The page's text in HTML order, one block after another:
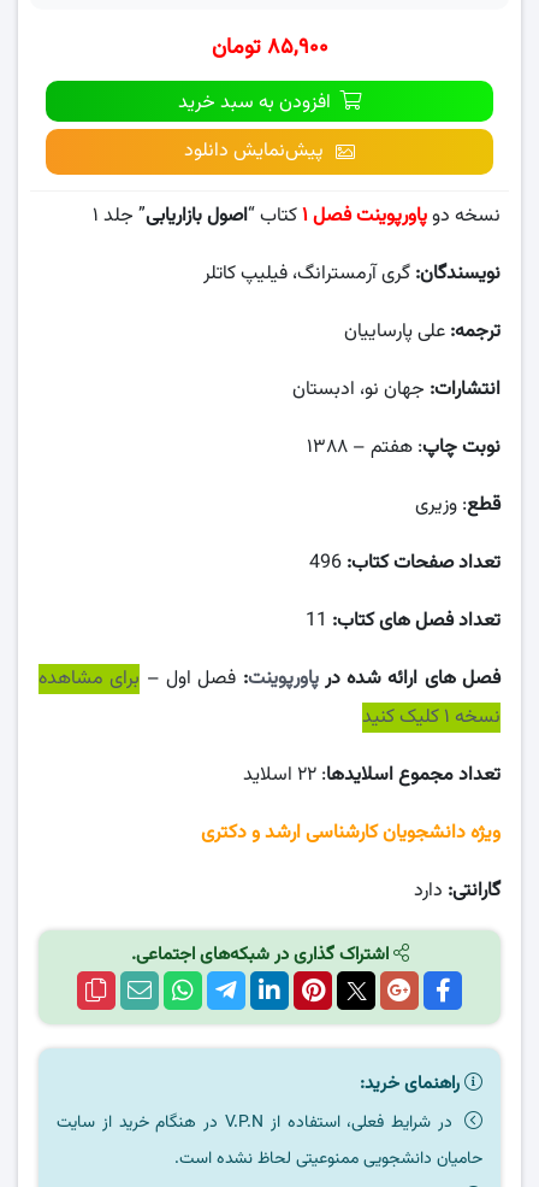
۸۵,۹۰۰ تومان
افزودن به سبد خرید
پیش‌نمایش دانلود
نسخه دوپاورپوینت فصل ۱ کتاب “اصول بازاریابی” جلد ۱
نویسندگان: گری آرمسترانگ، فیلیپ کاتلر
ترجمه: علی پارساییان
انتشارات: جهان نو، ادبستان
نوبت چاپ: هفتم – ۱۳۸۸
قطع: وزیری
تعداد صفحات کتاب:
تعداد فصل های کتاب:
فصل های ارائه شده درپاورپوینت: فصل اول – برای مشاهده
نسخه ۱ کلیک کنید
تعداد مجموع اسلایدها: ۲۲ اسلاید
ویژه دانشجویان کارشناسی ارشد و دکتری
گارانتی: دارد
اشتراک گذاری در شبکه‌های اجتماعی.
راهنمای خرید:
در شرایط فعلی، استفاده از V.P.N در هنگام خرید از سایت
حامیان دانشجویی ممنوعیتی لحاظ نشده است.